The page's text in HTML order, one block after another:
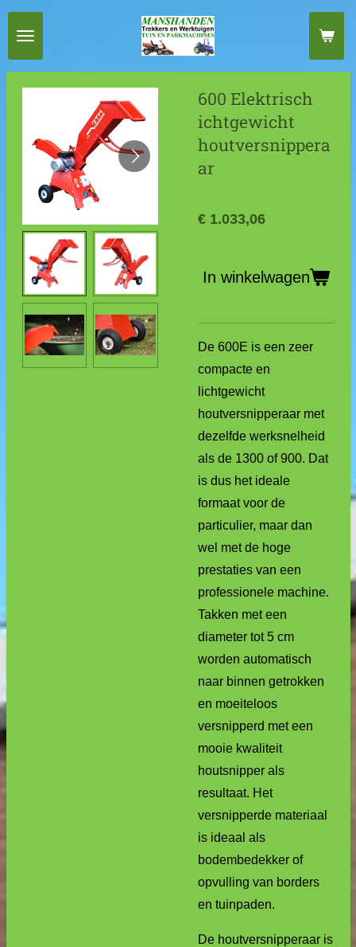
Ga
direct
naar
600 Elektrisch
ichtgewicht
houtversnippera
ar
€ 1.033,06
In winkelwagen
De 600E is een zeer
compacte en
lichtgewicht
houtversnipperaar met
dezelfde werksnelheid
als de 1300 of 900. Dat
is dus het ideale
formaat voor de
particulier, maar dan
wel met de hoge
prestaties van een
professionele machine.
Takken met een
diameter tot 5 cm
worden automatisch
naar binnen getrokken
en moeiteloos
versnipperd met een
mooie kwaliteit
houtsnipper als
resultaat. Het
versnipperde materiaal
is ideaal als
bodembedekker of
opvulling van borders
en tuinpaden.
De houtversnipperaar is